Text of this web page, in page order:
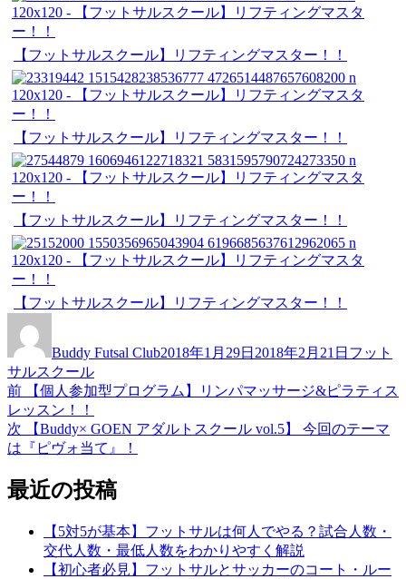
【フットサルスクール】リフティングマスター！！
【フットサルスクール】リフティングマスター！！
【フットサルスクール】リフティングマスター！！
【フットサルスクール】リフティングマスター！！
者
Buddy Futsal Club日:
2018年1月29日 2018年2月21日ゴ
ー
フット
サルスクール
投
稿
ナ
ビ
前
前
の
投
稿:
【個人参加型プログラム】リンパマッサージ&ピラティス
レッスン！！
次
次
の
稿:
【Buddy× GOEN アダルトスクール vol.5】 今回のテーマ
は『ピヴォ当て』！
最近の投稿
【5対5が基本】フットサルは何人でやる？試合人数・
交代人数・最低人数をわかりやすく解説
【初心者必見】フットサルとサッカーのコート・ルー